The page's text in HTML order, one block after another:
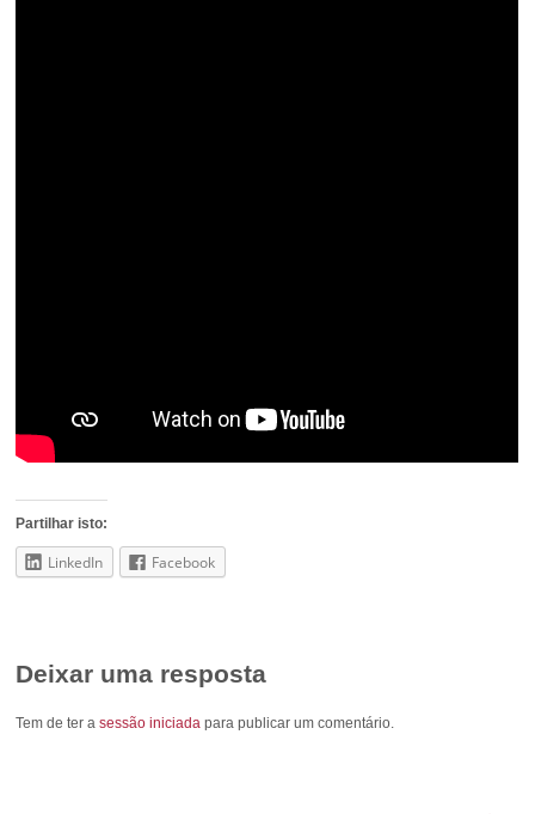
Partilhar isto:
LinkedIn Facebook
Deixar uma resposta
Tem de ter asessão iniciada para publicar um comentário.